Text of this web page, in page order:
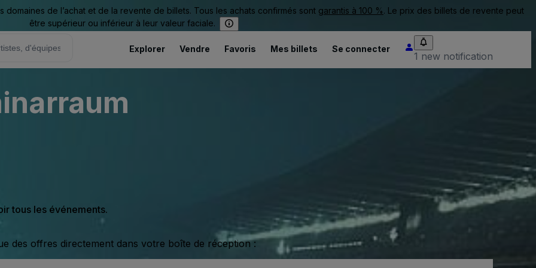
de l’achat et de la revente de billets. Tous les achats confirmés sont garantis à 100 %. Le prix des billets de revente peut
être supérieur ou inférieur à leur valeur faciale.
Explorer Vendre Favoris Mes billets Se connecter
1 new notification
tous les événements.
des offres directement dans votre boîte de réception :